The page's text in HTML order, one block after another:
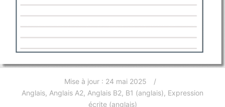
Mise à jour : 24 mai 2025
Anglais, Anglais A2, Anglais B2, B1 (anglais), Expression
écrite (anglais)